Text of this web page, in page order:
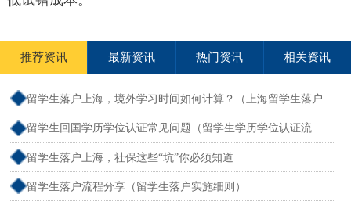
推荐资讯 最新资讯 热门资讯 相关资讯
留学生落户上海，境外学习时间如何计算？（上海留学生落户
境外留学满一年）
留学生回国学历学位认证常见问题（留学生学历学位认证流
程）
留学生落户上海，社保这些“坑”你必须知道
留学生落户流程分享（留学生落户实施细则）